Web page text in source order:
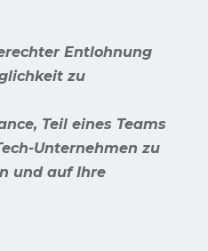
Entlohnung
zu
Teil eines Teams
Unternehmen zu
und auf Ihre